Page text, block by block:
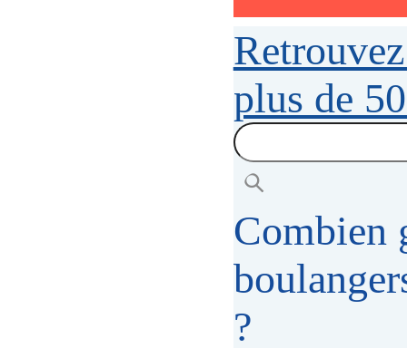
plus de
Combien
?